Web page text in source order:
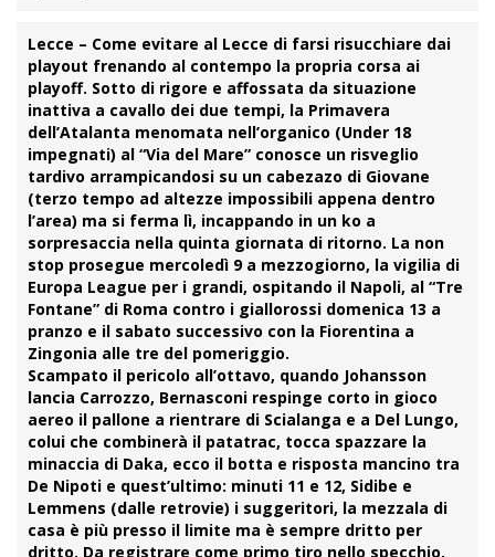
Lecce – Come evitare al Lecce di farsi risucchiare dai
playout frenando al contempo la propria corsa ai
playoff. Sotto di rigore e affossata da situazione
inattiva a cavallo dei due tempi, la Primavera
dell’Atalanta menomata nell’organico (Under 18
impegnati) al “Via del Mare” conosce un risveglio
tardivo arrampicandosi su un cabezazo di Giovane
(terzo tempo ad altezze impossibili appena dentro
l’area) ma si ferma lì, incappando in un ko a
sorpresaccia nella quinta giornata di ritorno. La non
stop prosegue mercoledì 9 a mezzogiorno, la vigilia di
Europa League per i grandi, ospitando il Napoli, al “Tre
Fontane” di Roma contro i giallorossi domenica 13 a
pranzo e il sabato successivo con la Fiorentina a
Zingonia alle tre del pomeriggio.
Scampato il pericolo all’ottavo, quando Johansson
lancia Carrozzo, Bernasconi respinge corto in gioco
aereo il pallone a rientrare di Scialanga e a Del Lungo,
colui che combinerà il patatrac, tocca spazzare la
minaccia di Daka, ecco il botta e risposta mancino tra
De Nipoti e quest’ultimo: minuti 11 e 12, Sidibe e
Lemmens (dalle retrovie) i suggeritori, la mezzala di
casa è più presso il limite ma è sempre dritto per
dritto. Da registrare come primo tiro nello specchio,